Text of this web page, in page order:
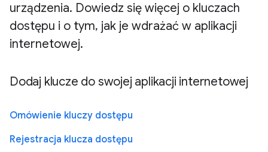
urządzenia. Dowiedz się więcej o kluczach
dostępu i o tym, jak je wdrażać w aplikacji
internetowej.
Dodaj klucze do swojej aplikacji internetowej
Omówienie kluczy dostępu
Rejestracja klucza dostępu